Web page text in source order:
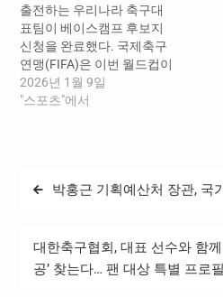
출전하는 우리나라 축구대
표팀이 베이스캠프 후보지
신청을 완료했다. 국제축구
연맹(FIFA)은 이번 월드컵이
캐나다•미국•멕시코 3개국
공동 개최로 치러짐에 따라
달라하라 지역에 위치한 두
청한 베이스캠프의 구체적
인 장소와 후순위 후보지에
대한 정보는 비공개며, 추
2026년 1월 9일
"스포츠"에서
글
박홍근 기획예산처 장관, 국
대한축구협회, 대표 선수와 함
공’ 찾는다… 팬 대상 특별 프로